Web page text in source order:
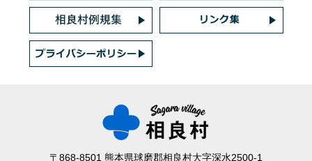
〒868-8501 熊本県球磨郡相良村大字深水2500-1